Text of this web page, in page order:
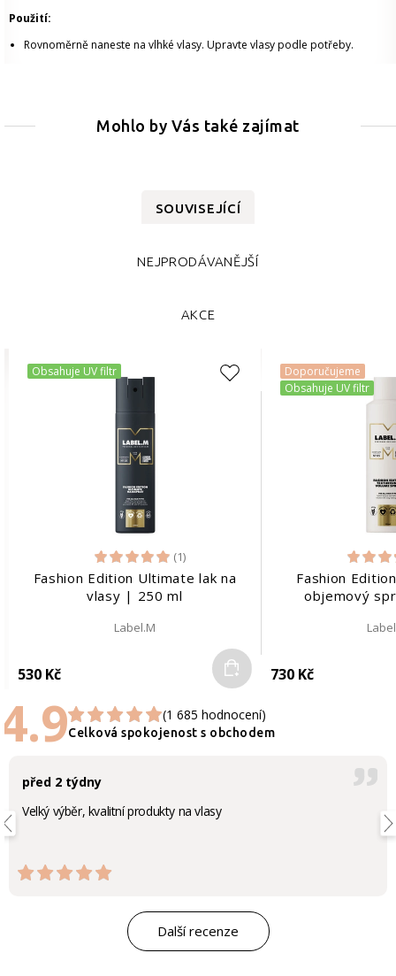
Použití:
Rovnoměrně naneste na vlhké vlasy. Upravte vlasy podle potřeby.
Mohlo by Vás také zajímat
SOUVISEJÍCÍ
NEJPRODÁVANĚJŠÍ
AKCE
Obsahuje UV filtr
(1)
Fashion Edition Ultimate lak na
vlasy | 250 ml
Label.M
530 Kč Do košíku
Doporučujeme
Obsahuje UV filtr
Fashion
objemový
730 Kč
4.9 (1 685 hodnocení)
Celková spokojenost s obchodem
před 2 týdny
Velký výběr, kvalitní produkty na vlasy
Další recenze